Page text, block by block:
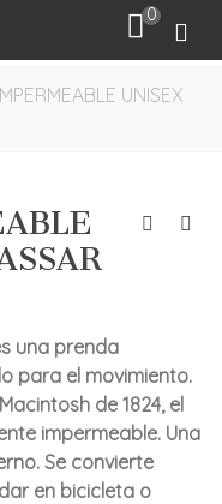
0
UNISEX
una prenda
para el movimiento.
de 1824, el
impermeable. Una
Se convierte
en bicicleta o